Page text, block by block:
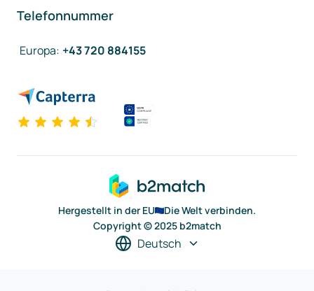
Telefonnummer
Europa: +43 720 884155
Hergestellt in der EU
Die Welt verbinden.
Copyright © 2025 b2match
Deutsch